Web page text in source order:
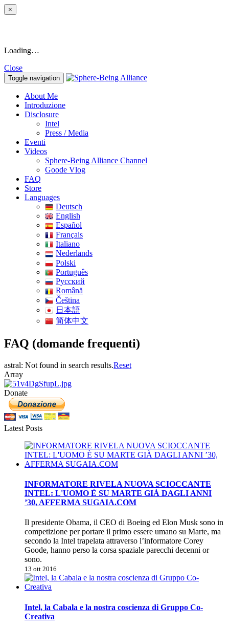
×
Loading…
Close
Toggle navigation
About Me
Introduzione
Disclosure
Intel
Press / Media
Eventi
Videos
Sphere-Being Alliance Channel
Goode Vlog
FAQ
Store
Languages
Deutsch
English
Español
Français
Italiano
Nederlands
Polski
Português
Pусский
Română
Čeština
日本語
简体中文
FAQ (domande frequenti)
astral: Not found in search results.Reset
Array
Donate
Latest Posts
INFORMATORE RIVELA NUOVA SCIOCCANTE
INTEL: L'UOMO È SU MARTE GIÀ DAGLI ANNI
’30, AFFERMA SUGAIA.COM
Il presidente Obama, il CEO di Boeing ed Elon Musk sono in
competizione per portare il primo essere umano su Marte, ma
secondo la Intel trapelata attraverso l’informatore Corey
Goode, hanno perso la corsa spaziale parecchi decenni or
sono.
13 ott 2016
Intel, la Cabala e la nostra coscienza di Gruppo Co-
Creativa